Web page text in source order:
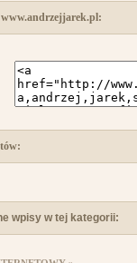
wpisy w tej kategorii: